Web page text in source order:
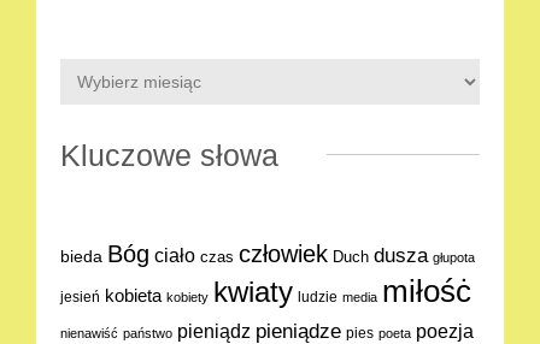
Kluczowe słowa
bieda Bóg ciało czas człowiek Duch dusza głupota
jesień kobieta kobiety kwiaty ludzie media miłośċ
nienawiść państwo pieniądz pieniądze pies poeta poezja